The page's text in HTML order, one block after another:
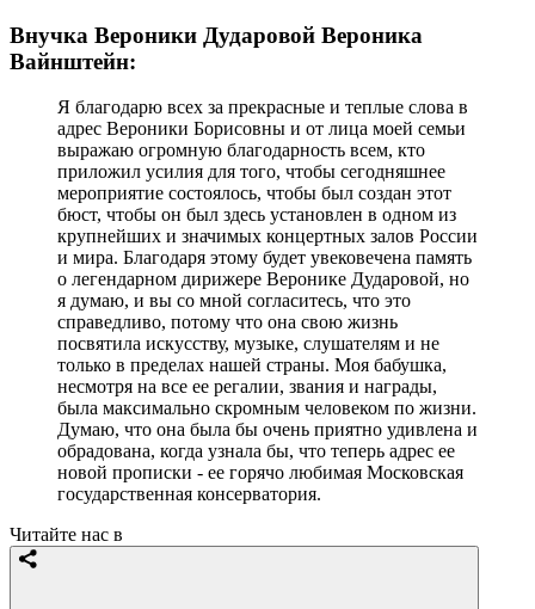
Внучка Вероники Дударовой Вероника
Вайнштейн:
Я благодарю всех за прекрасные и теплые слова в
адрес Вероники Борисовны и от лица моей семьи
выражаю огромную благодарность всем, кто
приложил усилия для того, чтобы сегодняшнее
мероприятие состоялось, чтобы был создан этот
бюст, чтобы он был здесь установлен в одном из
крупнейших и значимых концертных залов России
и мира. Благодаря этому будет увековечена память
о легендарном дирижере Веронике Дударовой, но
я думаю, и вы со мной согласитесь, что это
справедливо, потому что она свою жизнь
посвятила искусству, музыке, слушателям и не
только в пределах нашей страны. Моя бабушка,
несмотря на все ее регалии, звания и награды,
была максимально скромным человеком по жизни.
Думаю, что она была бы очень приятно удивлена и
обрадована, когда узнала бы, что теперь адрес ее
новой прописки - ее горячо любимая Московская
государственная консерватория.
Читайте нас в